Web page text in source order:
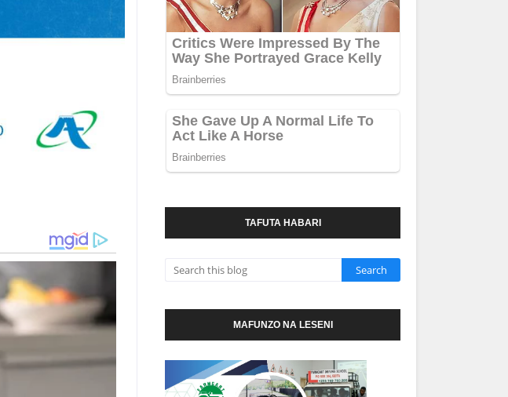
TAFUTA HABARI
MAFUNZO NA LESENI